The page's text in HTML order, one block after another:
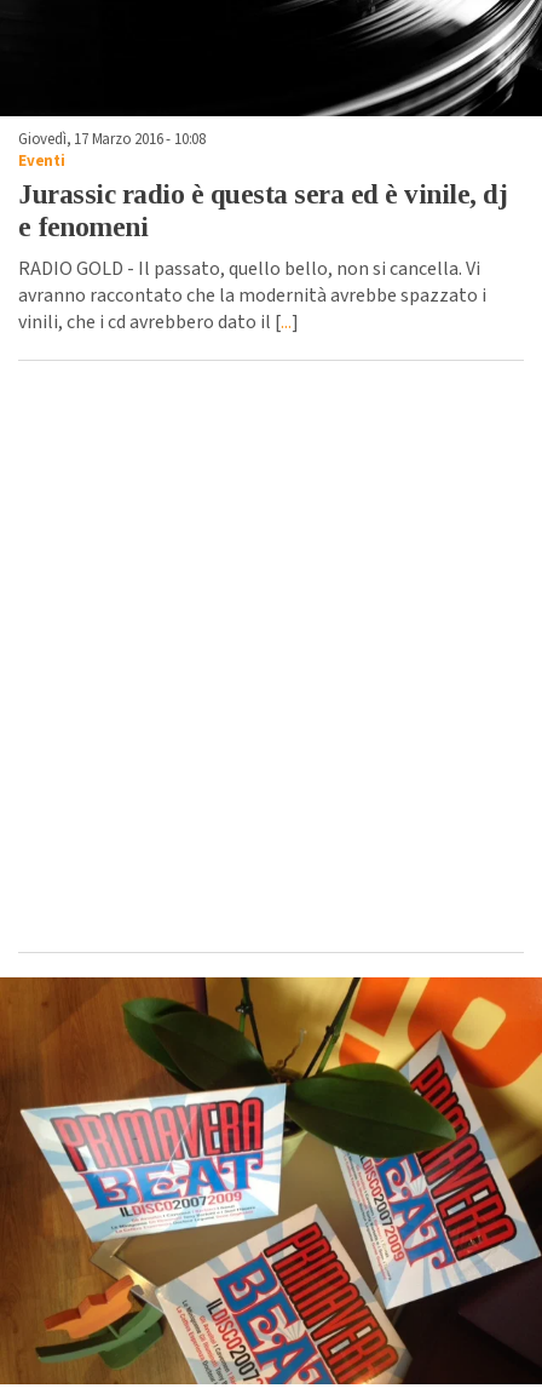
Giovedì, 17 Marzo 2016 - 10:08
Eventi
Jurassic radio è questa sera ed è vinile, dj
e fenomeni
RADIO GOLD - Il passato, quello bello, non si cancella. Vi
avranno raccontato che la modernità avrebbe spazzato i
vinili, che i cd avrebbero dato il [...]